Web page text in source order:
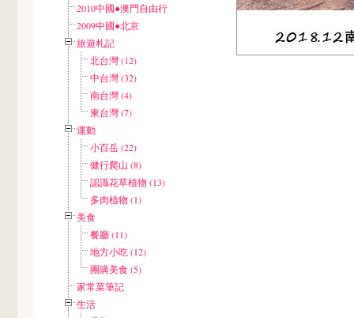
2010中國●澳門自由行
2009中國●北京
旅遊札記
北台灣 (12)
中台灣 (32)
南台灣 (4)
東台灣 (7)
運動
小百岳 (22)
健行爬山 (8)
認識花草植物 (13)
多肉植物 (1)
美食
餐廳 (11)
地方小吃 (12)
團購美食 (5)
家常菜筆記
生活